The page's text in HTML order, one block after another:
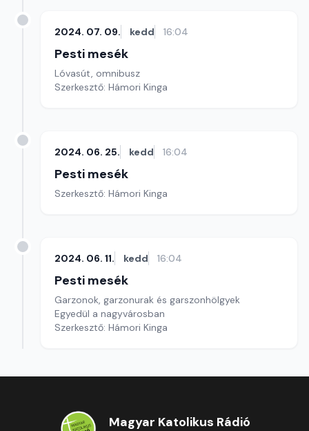
2024. 07. 09. kedd 16:04
Pesti mesék
Lóvasút, omnibusz
Szerkesztő: Hámori Kinga
2024. 06. 25. kedd 16:04
Pesti mesék
Szerkesztő: Hámori Kinga
2024. 06. 11. kedd 16:04
Pesti mesék
Garzonok, garzonurak és garszonhölgyek
Egyedül a nagyvárosban
Szerkesztő: Hámori Kinga
Magyar Katolikus Rádió